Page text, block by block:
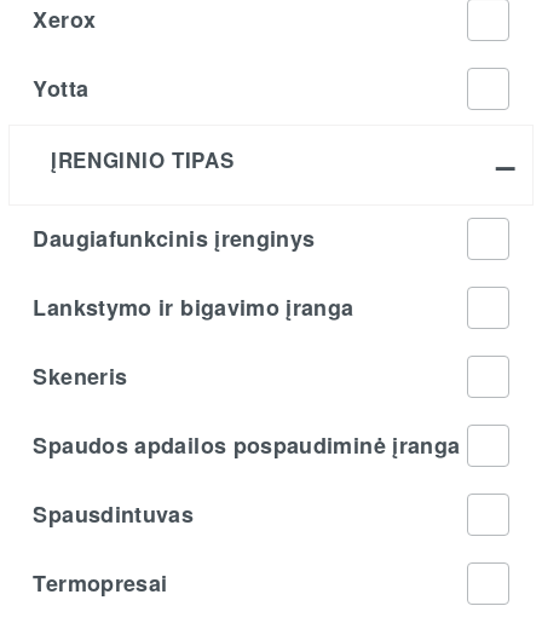
Xerox
Yotta
ĮRENGINIO TIPAS
Daugiafunkcinis įrenginys
Lankstymo ir bigavimo įranga
Skeneris
Spaudos apdailos pospaudiminė įranga
Spausdintuvas
Termopresai